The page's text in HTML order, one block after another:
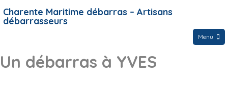
Charente Maritime débarras – Artisans
débarrasseurs
Menu
Un débarras à YVES